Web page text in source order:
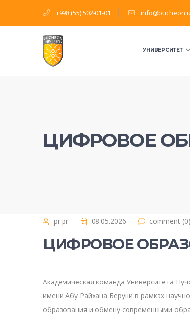
+998 (55) 502-01-01
УНИВЕРСИТЕТ
ЦИФРОВОЕ
pr pr 08.05.2026 comment (0)
ЦИФРОВОЕ
Академическая команда Университета
имени Абу Райхана Беруни в рамках
образования и обмену современными